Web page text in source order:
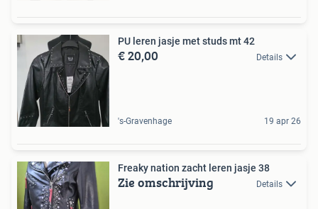
PU leren jasje met studs mt 42
€ 20,00 Details
's-Gravenhage 19 apr 26
Freaky nation zacht leren jasje 38
Zie omschrijving Details